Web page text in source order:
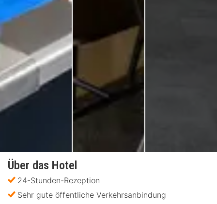
Über das Hotel
24-Stunden-Rezeption
Sehr gute öffentliche Verkehrsanbindung